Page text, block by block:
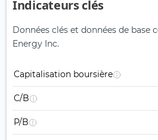
Indicateurs clés
Données clés et données de base
Energy Inc.
Capitalisation boursière
C/B
P/B